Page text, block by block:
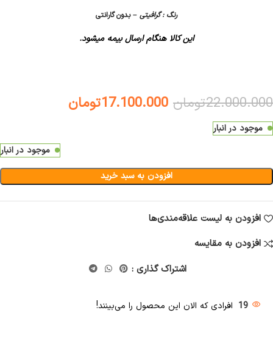
رنگ : گرافیتی –بدون گارانتی
این کالا هنگام ارسال بیمه میشود.
22.000.000تومان 17.100.000تومان
موجود در انبار
موجود در انبار
افزودن به سبد خرید
افزودن به لیست علاقه‌مندی‌ها
افزودن به مقایسه
اشتراک گذاری :
19 افرادی که الان این محصول را می‌بینند!